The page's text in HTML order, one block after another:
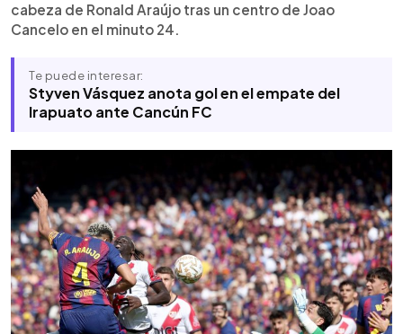
cabeza de Ronald Araújo tras un centro de Joao
Cancelo en el minuto 24.
Te puede interesar:
Styven Vásquez anota gol en el empate del
Irapuato ante Cancún FC